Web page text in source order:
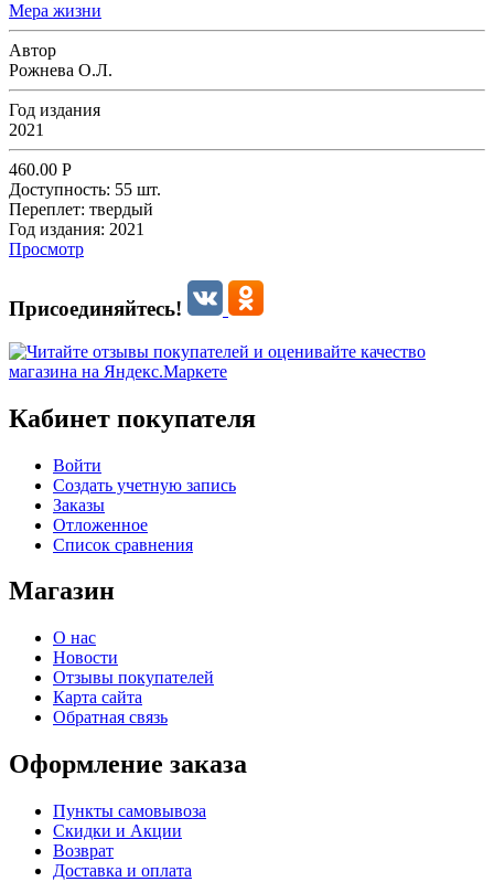
Мера жизни
Автор
Рожнева О.Л.
Год издания
2021
460.00 Р
Доступность: 55 шт.
Переплет: твердый
Год издания: 2021
Просмотр
Присоединяйтесь!
Кабинет покупателя
Войти
Создать учетную запись
Заказы
Отложенное
Список сравнения
Магазин
О нас
Новости
Отзывы покупателей
Карта сайта
Обратная связь
Оформление заказа
Пункты самовывоза
Скидки и Акции
Возврат
Доставка и оплата